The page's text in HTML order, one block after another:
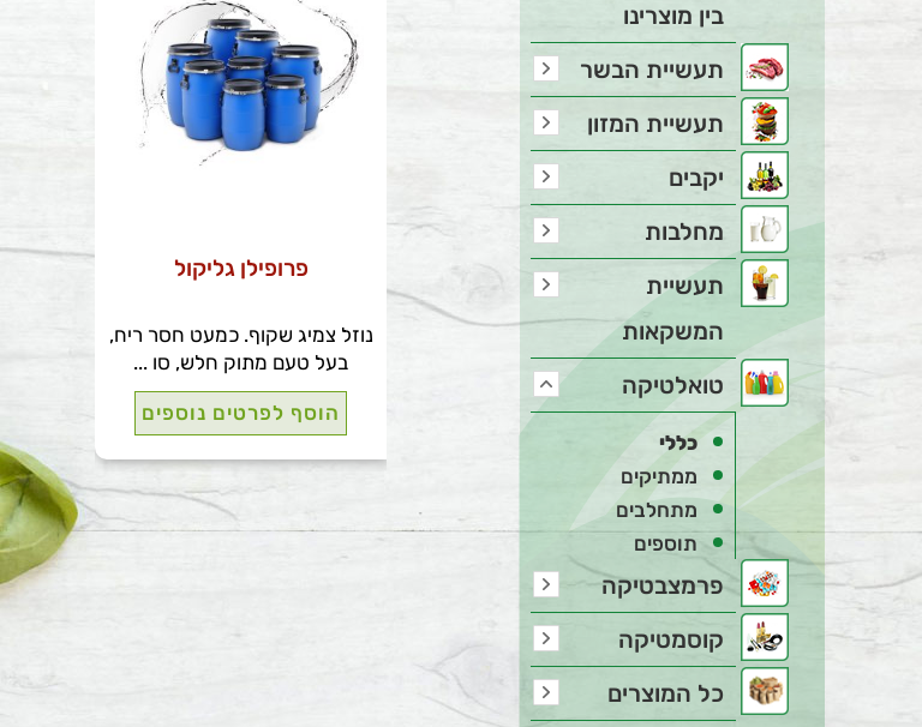
בין מוצרינו
תעשיית הבשר
תעשיית המזון
יקבים
מחלבות
תעשיית
המשקאות
טואלטיקה
כללי
ממתיקים
מתחלבים
תוספים
פרמצבטיקה
קוסמטיקה
כל המוצרים
פרופילן גליקול
נוזל צמיג שקוף. כמעט חסר ריח,
בעל טעם מתוק חלש, סו ...
הוסף לפרטים נוספים